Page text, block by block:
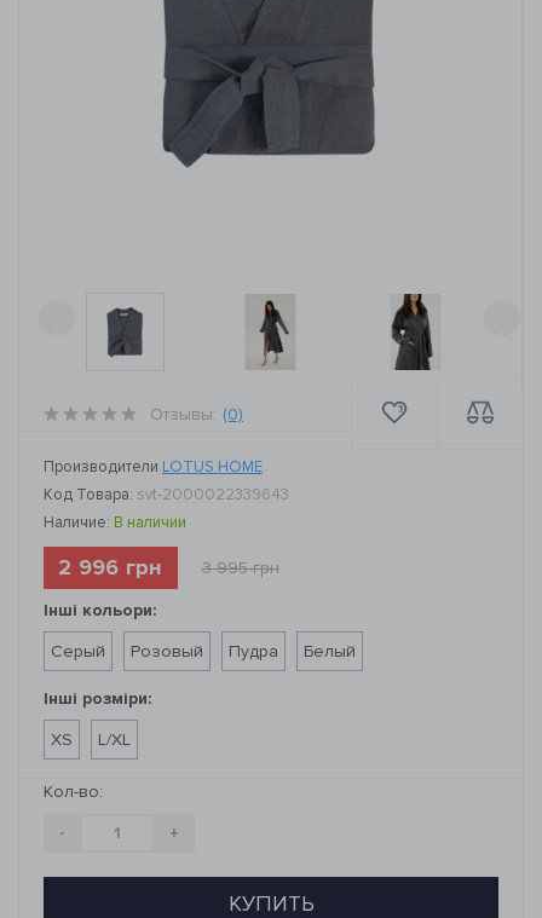
Отзывы: (0)
Производители LOTUS HOME
Код Товара: svt-2000022339643
Наличие: В наличии
2 996 грн 3 995 грн
Інші кольори:
Серый
Розовый Пудра Белый
Інші розміри:
XS
L/XL
Кол-во:
- +
КУПИТЬ